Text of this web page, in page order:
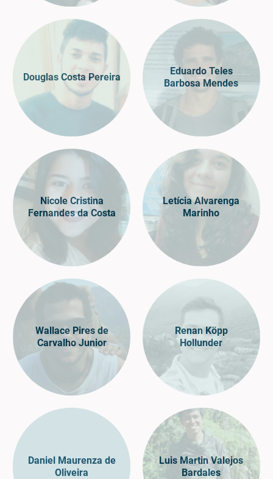
Douglas Costa Pereira
Eduardo Teles
Barbosa Mendes
Nicole Cristina
Fernandes da Costa
Letícia Alvarenga
Marinho
Wallace Pires de
Carvalho Junior
Renan Köpp
Hollunder
Daniel Maurenza de
Oliveira
Luis Martin Valejos
Bardales